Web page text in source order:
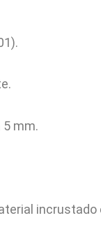
5 mm.